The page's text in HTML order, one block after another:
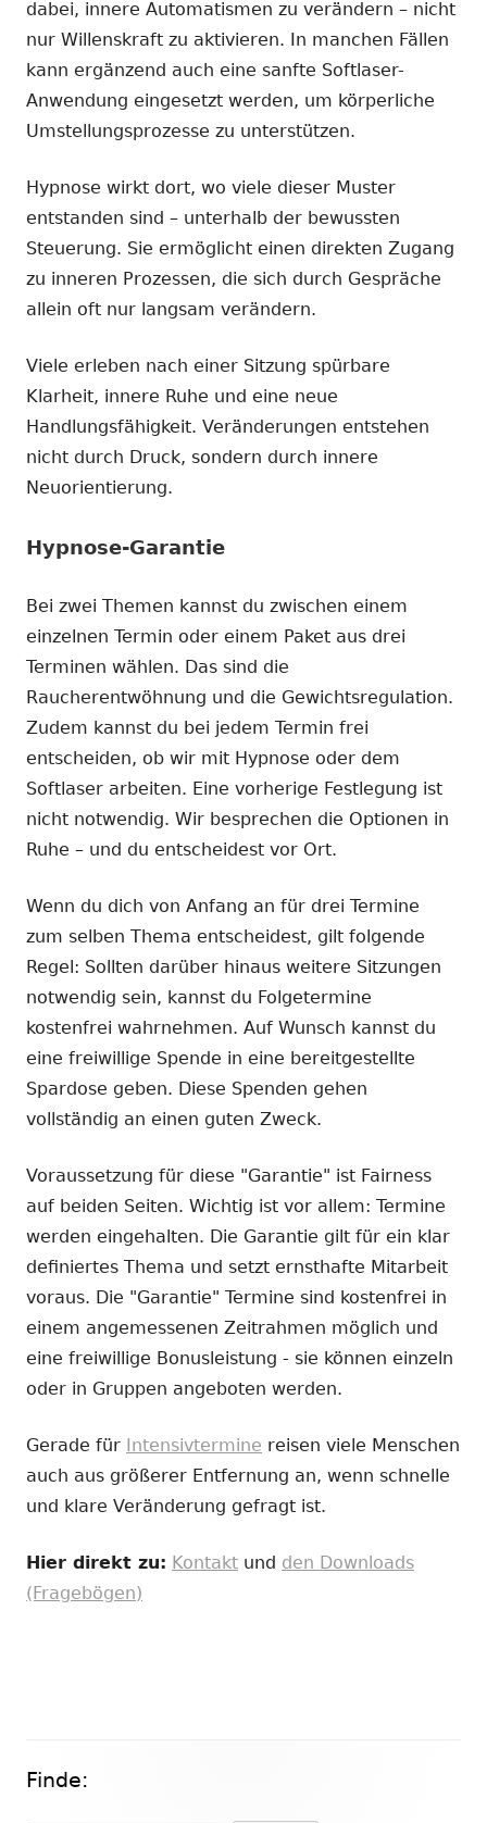
dabei, innere Automatismen zu verändern – nicht
nur Willenskraft zu aktivieren. In manchen Fällen
kann ergänzend auch eine sanfte Softlaser-
Anwendung eingesetzt werden, um körperliche
Umstellungsprozesse zu unterstützen.
Hypnose wirkt dort, wo viele dieser Muster
entstanden sind – unterhalb der bewussten
Steuerung. Sie ermöglicht einen direkten Zugang
zu inneren Prozessen, die sich durch Gespräche
allein oft nur langsam verändern.
Viele erleben nach einer Sitzung spürbare
Klarheit, innere Ruhe und eine neue
Handlungsfähigkeit. Veränderungen entstehen
nicht durch Druck, sondern durch innere
Neuorientierung.
Hypnose-Garantie
Bei zwei Themen kannst du zwischen einem
einzelnen Termin oder einem Paket aus drei
Terminen wählen. Das sind die
Raucherentwöhnung und die Gewichtsregulation.
Zudem kannst du bei jedem Termin frei
entscheiden, ob wir mit Hypnose oder dem
Softlaser arbeiten. Eine vorherige Festlegung ist
nicht notwendig. Wir besprechen die Optionen in
Ruhe – und du entscheidest vor Ort.
Wenn du dich von Anfang an für drei Termine
zum selben Thema entscheidest, gilt folgende
Regel: Sollten darüber hinaus weitere Sitzungen
notwendig sein, kannst du Folgetermine
kostenfrei wahrnehmen. Auf Wunsch kannst du
eine freiwillige Spende in eine bereitgestellte
Spardose geben. Diese Spenden gehen
vollständig an einen guten Zweck.
Voraussetzung für diese "Garantie" ist Fairness
auf beiden Seiten. Wichtig ist vor allem: Termine
werden eingehalten. Die Garantie gilt für ein klar
definiertes Thema und setzt ernsthafte Mitarbeit
voraus. Die "Garantie" Termine sind kostenfrei in
einem angemessenen Zeitrahmen möglich und
eine freiwillige Bonusleistung - sie können einzeln
oder in Gruppen angeboten werden.
Gerade für Intensivtermine reisen viele Menschen
auch aus größerer Entfernung an, wenn schnelle
und klare Veränderung gefragt ist.
Hier direkt zu: Kontakt und den Downloads
(Fragebögen)
Haupt-
Finde: